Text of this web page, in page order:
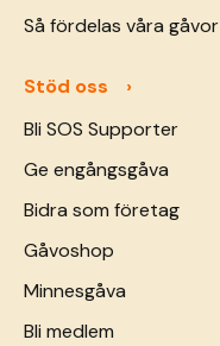
Så fördelas våra gåvor
Stöd oss
Bli SOS Supporter
Ge engångsgåva
Bidra som företag
Gåvoshop
Minnesgåva
Bli medlem